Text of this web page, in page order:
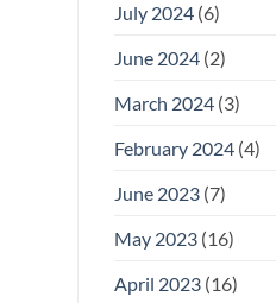
July 2024(6)
June 2024(2)
March 2024(3)
February 2024(4)
June 2023(7)
May 2023(16)
April 2023(16)